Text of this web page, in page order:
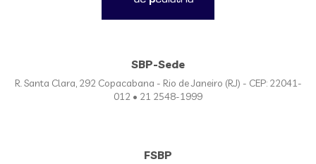
SBP-Sede
R. Santa Clara, 292 Copacabana - Rio de Janeiro (RJ) - CEP: 22041-
012 • 21 2548-1999
FSBP